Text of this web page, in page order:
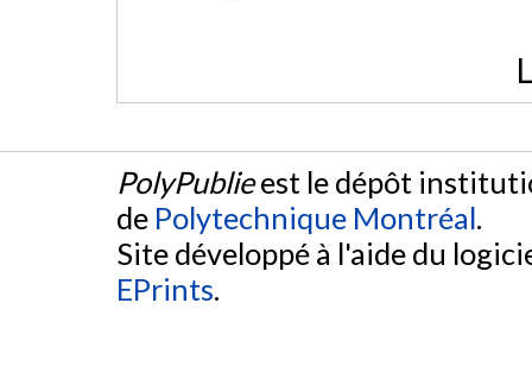
PolyPublieest le dépôt
de Polytechnique Montréal.
Site développé à l'aide du
EPrints.